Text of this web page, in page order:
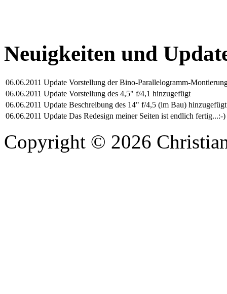
Neuigkeiten und
06.06.2011 Update Vorstellung der Bino-Parallelogramm-
06.06.2011 Update Vorstellung des 4,5" f/4,1 hinzugefügt
06.06.2011 Update Beschreibung des 14" f/4,5 (im Bau) hinzugefügt
06.06.2011 Update Das Redesign meiner Seiten ist endlich fertig...:-)
Copyright © 2026